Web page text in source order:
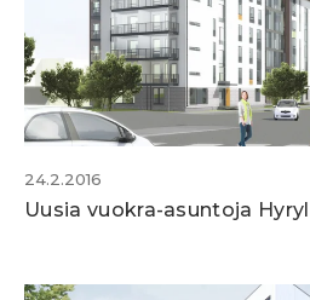
24.2.2016
Uusia vuokra-asuntoja